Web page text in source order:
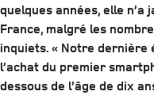
quelques années, elle n’a
France, malgré les
inquiets. « Notre dernière
l’achat du premier
dessous de l’âge de dix